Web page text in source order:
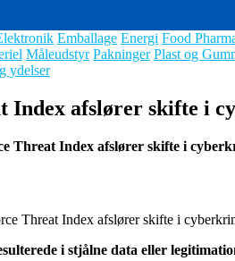
Emballage Energi Food
Måleudstyr Pakninger Plast og
ydelser
Index afslører skifte i
Threat Index afslører skifte i
i stjålne data eller